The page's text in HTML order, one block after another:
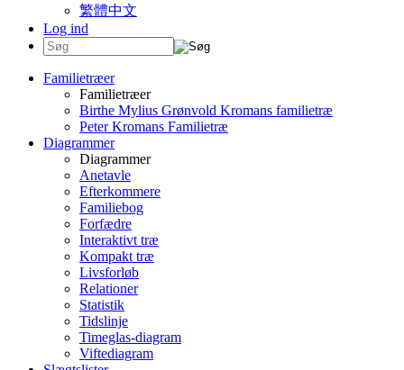
繁體中文
Log ind
Familietræer
Familietræer
Birthe Mylius Grønvold Kromans familietræ
Peter Kromans Familietræ
Diagrammer
Diagrammer
Anetavle
Efterkommere
Familiebog
Forfædre
Interaktivt træ
Kompakt træ
Livsforløb
Relationer
Statistik
Tidslinje
Timeglas-diagram
Viftediagram